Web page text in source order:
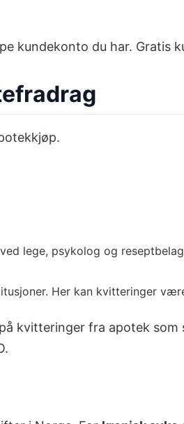
kundekonto du har. Gratis
lege, psykolog og
Her kan kvitteringer
kvitteringer fra apotek